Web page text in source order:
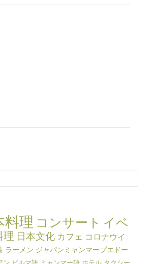
料理 コンサート イベ
理 日本文化 カフェ コロナウイ
ラーメン ジャパンミャンマープエドー